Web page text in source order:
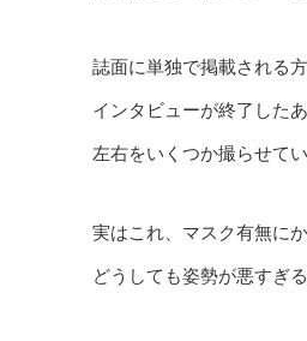
誌面に単独で掲載される
インタビューが終了した
左右をいくつか撮らせて
実はこれ、マスク有無に
どうしても姿勢が悪すぎ